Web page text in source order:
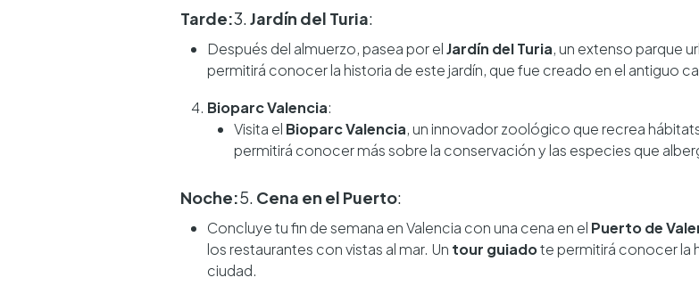
Tarde:3.Jardín del Turia:
Después del almuerzo, pasea por elJardín del Turia, un extenso parque
permitirá conocer la historia de este jardín, que fue creado en el antiguo
Bioparc Valencia:
Visita el Bioparc Valencia, un innovador zoológico que recrea
permitirá conocer más sobre la conservación y las especies que
Noche:5. Cena en el Puerto:
Concluye tu fin de semana en Valencia con una cena en el Puerto de
los restaurantes con vistas al mar. Un tour guiadote permitirá conocer la
ciudad.